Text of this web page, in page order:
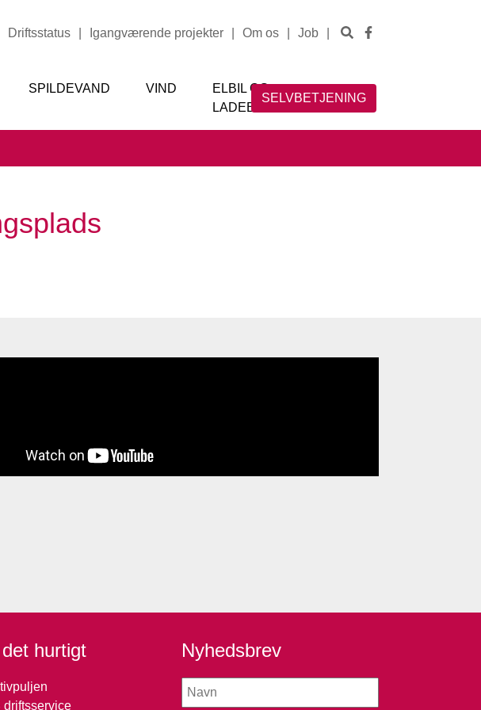
Driftsstatus Igangværende projekter Om os Job
SPILDEVAND VIND
ELBIL OG
LADEBOKS
SELVBETJENING
hurtigt
driftsservice
Nyhedsbrev